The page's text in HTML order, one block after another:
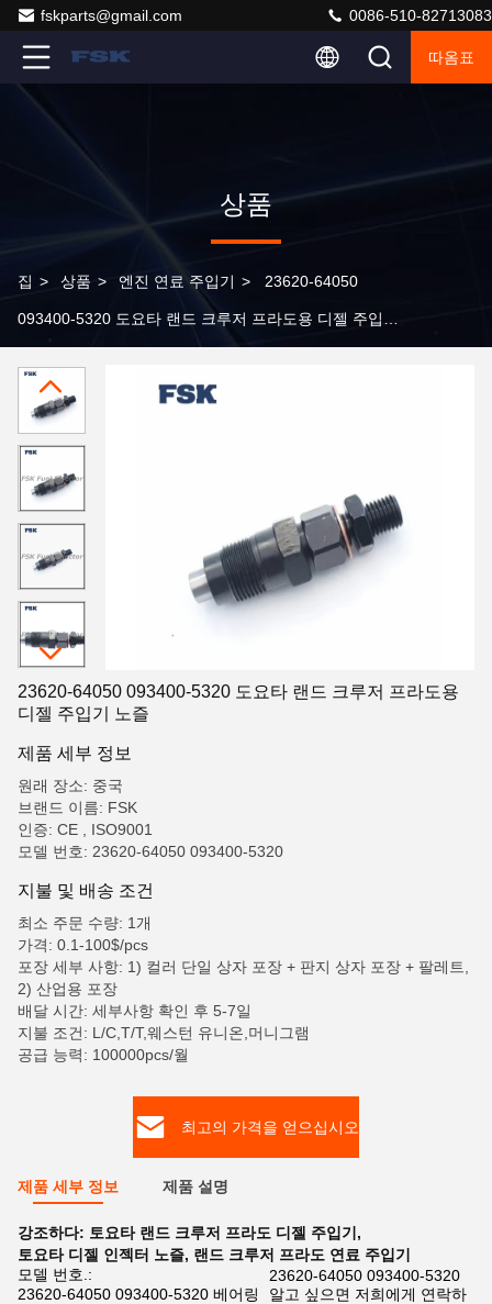
fskparts@gmail.com 0086-510-82713083
따옴표
상품
집 > 상품 > 엔진 연료 주입기 > 23620-64050
093400-5320 도요타 랜드 크루저 프라도용 디젤 주입기
23620-64050 093400-5320 도요타 랜드 크루저 프라도용
디젤 주입기 노즐
제품 세부 정보
원래 장소: 중국
브랜드 이름: FSK
인증: CE , ISO9001
모델 번호: 23620-64050 093400-5320
지불 및 배송 조건
최소 주문 수량: 1개
가격: 0.1-100$/pcs
포장 세부 사항: 1) 컬러 단일 상자 포장 + 판지 상자 포장 + 팔레트,
2) 산업용 포장
배달 시간: 세부사항 확인 후 5-7일
지불 조건: L/C,T/T,웨스턴 유니온,머니그램
공급 능력: 100000pcs/월
최고의 가격을 얻으십시오
제품 세부 정보 제품 설명
강조하다: 토요타 랜드 크루저 프라도 디젤 주입기 ,
토요타 디젤 인젝터 노즐, 랜드 크루저 프라도 연료 주입기
모델 번호.:
23620-64050 093400-5320
23620-64050 093400-5320 베어링
알고 싶으면 저희에게 연락하